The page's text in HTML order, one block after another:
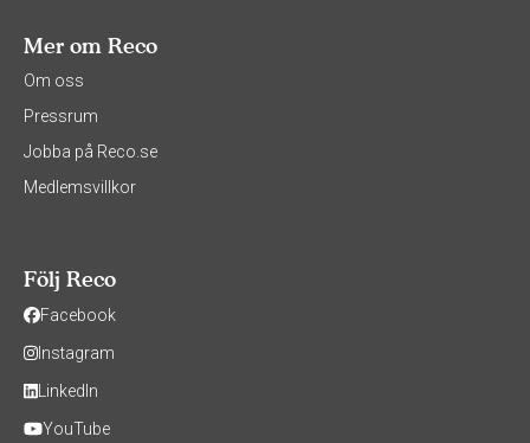
Mer om Reco
Om oss
Pressrum
Jobba på Reco.se
Medlemsvillkor
Följ Reco
Facebook
Instagram
LinkedIn
YouTube